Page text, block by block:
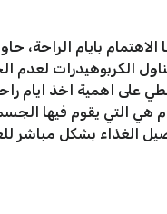
بايام الراحة،
الكربوهيدرات لعدم
على اهمية اخذ ايام
هي التي يقوم فيها
الغذاء بشكل مباشر